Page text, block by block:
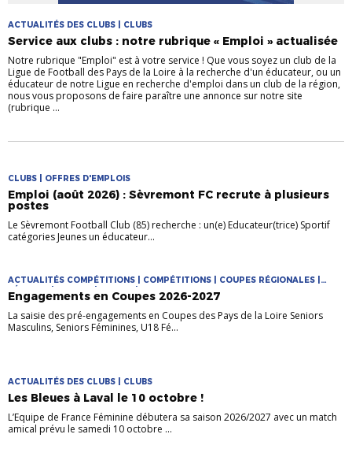
ACTUALITÉS DES CLUBS | CLUBS
Service aux clubs : notre rubrique « Emploi » actualisée
Notre rubrique "Emploi" est à votre service ! Que vous soyez un club de la
Ligue de Football des Pays de la Loire à la recherche d'un éducateur, ou un
éducateur de notre Ligue en recherche d'emploi dans un club de la région,
nous vous proposons de faire paraître une annonce sur notre site
(rubrique ...
CLUBS | OFFRES D'EMPLOIS
Emploi (août 2026) : Sèvremont FC recrute à plusieurs
postes
Le Sèvremont Football Club (85) recherche : un(e) Educateur(trice) Sportif
catégories Jeunes un éducateur...
ACTUALITÉS COMPÉTITIONS | COMPÉTITIONS | COUPES RÉGIONALES |
FÉMININE | FUTSAL | JEUNES | MASCULIN
Engagements en Coupes 2026-2027
La saisie des pré-engagements en Coupes des Pays de la Loire Seniors
Masculins, Seniors Féminines, U18 Fé...
ACTUALITÉS DES CLUBS | CLUBS
Les Bleues à Laval le 10 octobre !
L’Equipe de France Féminine débutera sa saison 2026/2027 avec un match
amical prévu le samedi 10 octobre ...